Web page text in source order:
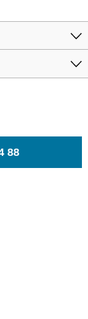
88